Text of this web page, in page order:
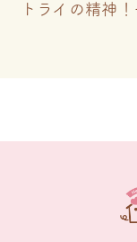
トライの精神